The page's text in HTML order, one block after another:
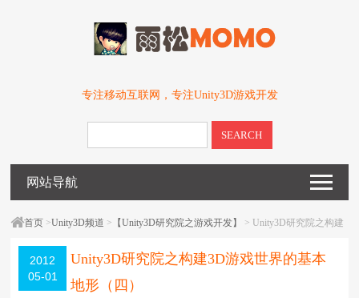
专注移动互联网，专注Unity3D游戏开发
SEARCH
网站导航
首页 >Unity3D频道 > 【Unity3D研究院之游戏开发】
> Unity3D研究院之构建
2012
05-01
Unity3D研究院之构建3D游戏世界的基本
地形（四）